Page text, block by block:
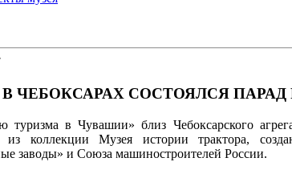
В ЧЕБОКСАРАХ СОСТОЯЛСЯ ПАРАД
туризма в Чувашии» близ Чебоксарского
из коллекции Музея истории трактора,
заводы» и Союза машиностроителей России.